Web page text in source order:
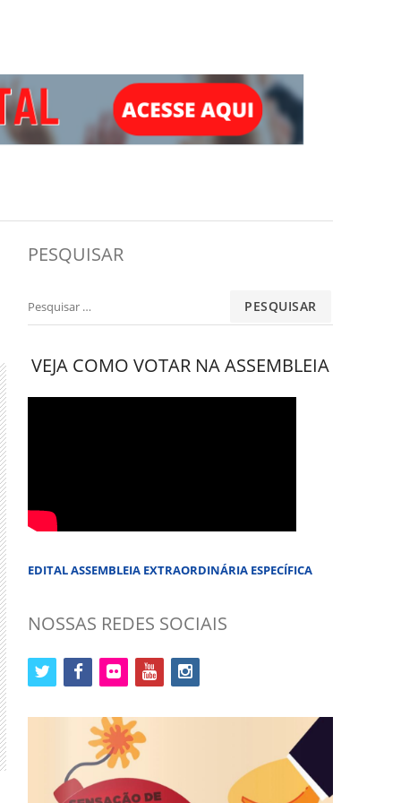
PESQUISAR
Pesquisar
VEJA COMO VOTAR NA ASSEMBLEIA
EDITAL ASSEMBLEIA EXTRAORDINÁRIA ESPECÍFICA
NOSSAS REDES SOCIAIS
twitterfacebook flickr youtube